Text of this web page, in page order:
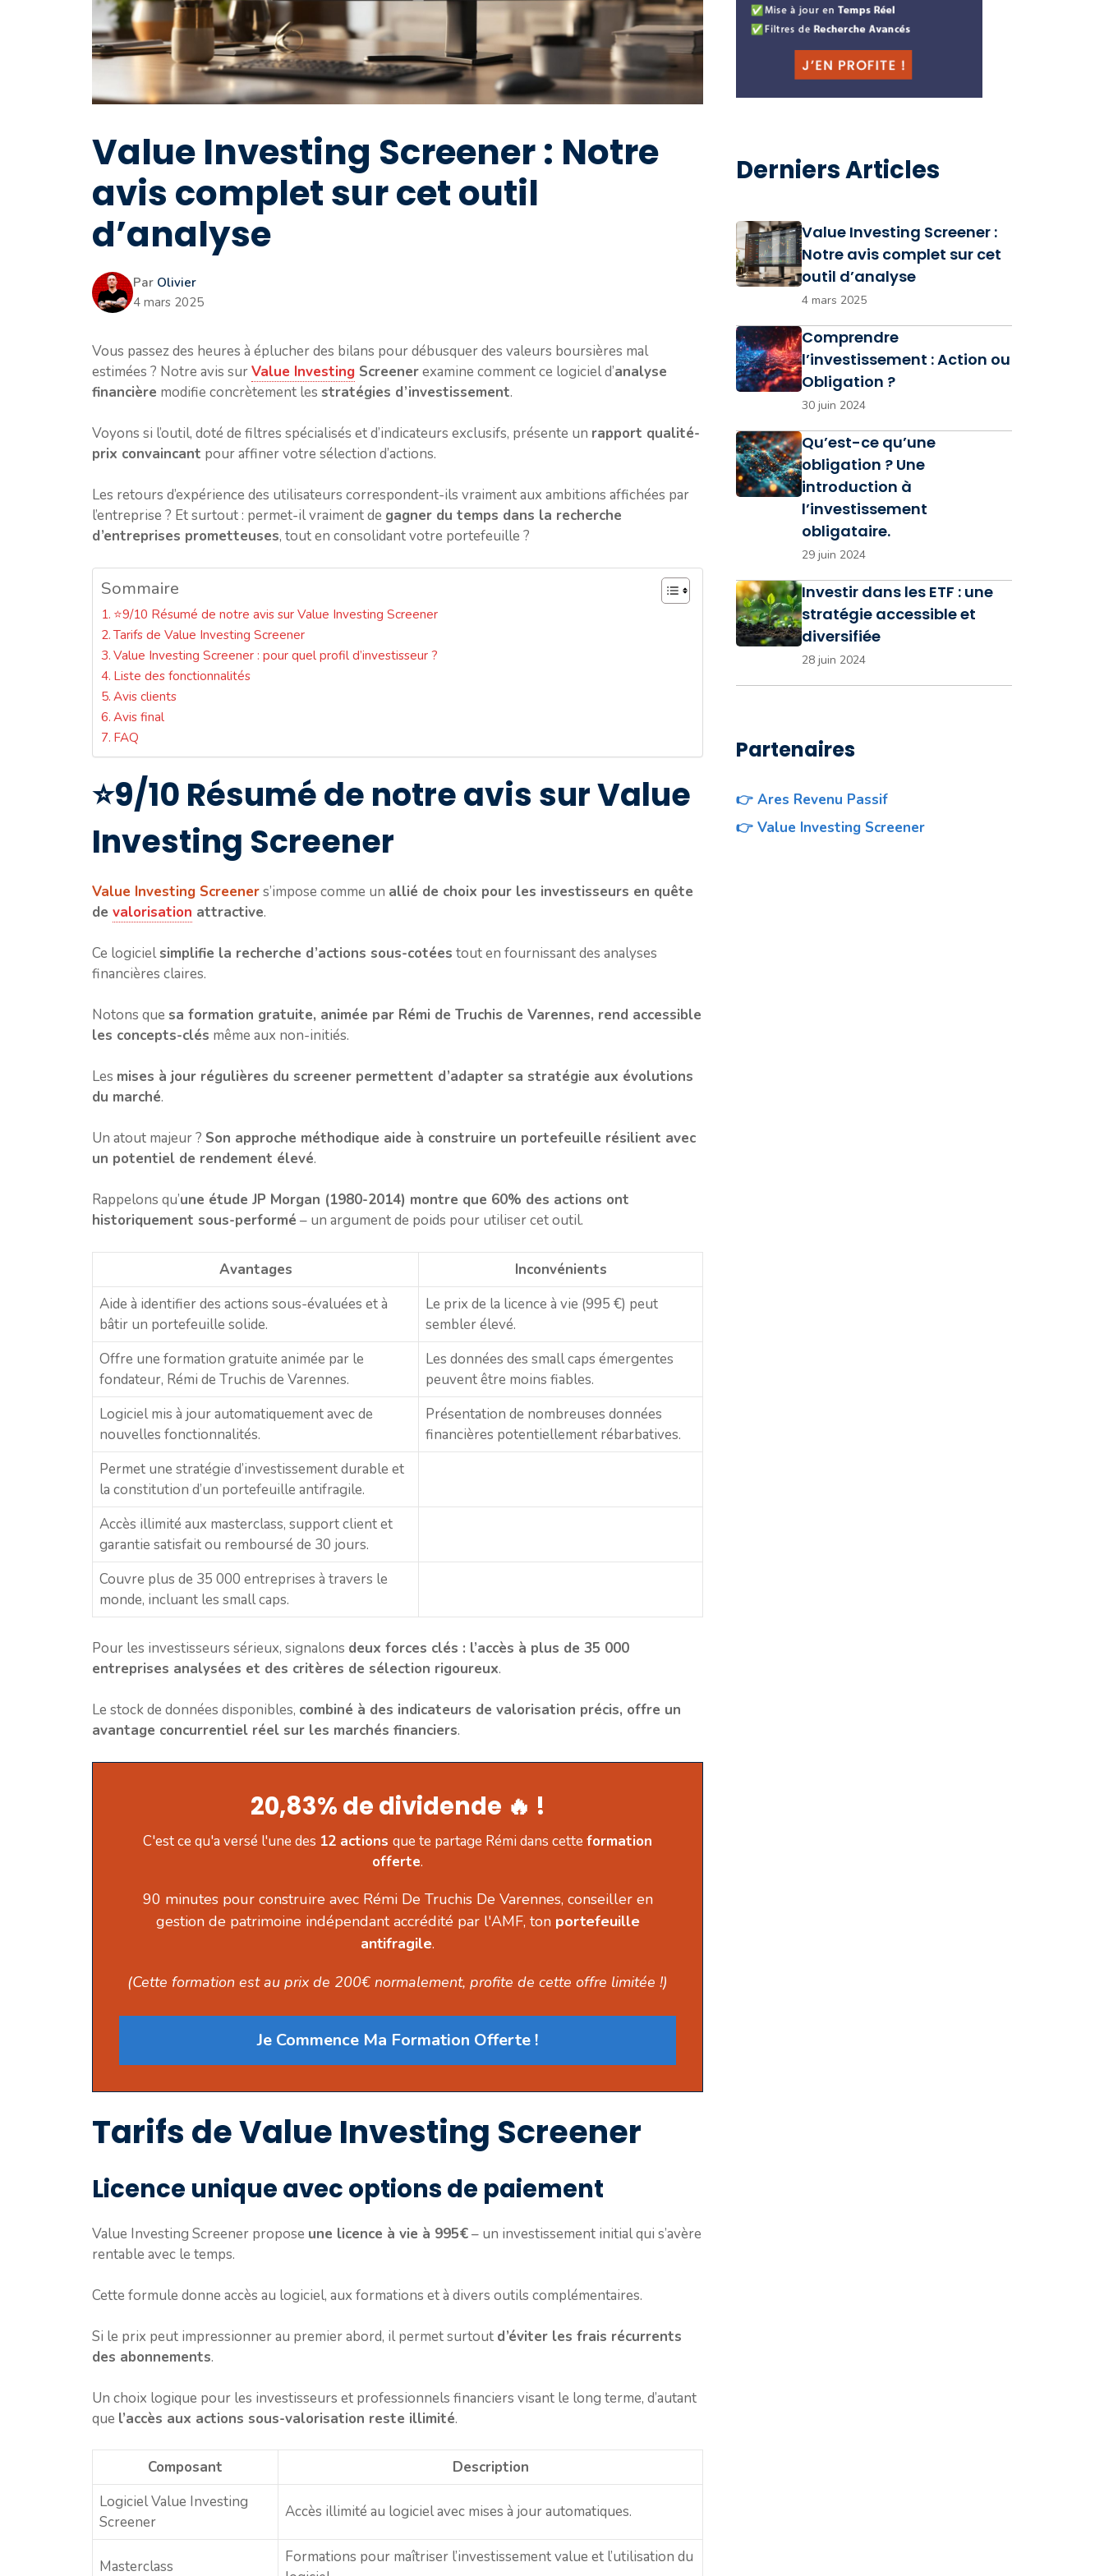
Value Investing Screener : Notre
avis complet sur cet outil
d’analyse
Par Olivier
4 mars 2025
Vous passez des heures à éplucher des bilans pour débusquer des valeurs boursières mal
estimées ? Notre avis surValue Investing Screenerexamine comment ce logiciel d’analyse
financière modifie concrètement les stratégies d’investissement.
Voyons si l’outil, doté de filtres spécialisés et d’indicateurs exclusifs, présente un rapport qualité-
prix convaincant pour affiner votre sélection d’actions.
Les retours d’expérience des utilisateurs correspondent-ils vraiment aux ambitions affichées par
l’entreprise ? Et surtout : permet-il vraiment de gagner du temps dans la recherche
d’entreprises prometteuses, tout en consolidant votre portefeuille ?
Sommaire
⭐9/10 Résumé de notre avis sur Value Investing Screener
Tarifs de Value Investing Screener
Value Investing Screener : pour quel profil d’investisseur ?
Liste des fonctionnalités
Avis clients
Avis final
FAQ
⭐9/10 Résumé de notre avis sur Value
Investing Screener
Value Investing Screeners’impose comme un allié de choix pour les investisseurs en quête
de valorisation attractive.
Ce logicielsimplifie la recherche d’actions sous-cotées tout en fournissant des analyses
financières claires.
Notons que sa formation gratuite, animée par Rémi de Truchis de Varennes, rend accessible
les concepts-clés même aux non-initiés.
Les mises à jour régulières du screener permettent d’adapter sa stratégie aux évolutions
du marché.
Un atout majeur ? Son approche méthodique aide à construire un portefeuille résilient avec
un potentiel de rendement élevé.
Rappelons qu’une étude JP Morgan (1980-2014) montre que 60% des actions ont
historiquement sous-performé – un argument de poids pour utiliser cet outil.
Avantages
Inconvénients
Aide à identifier des actions sous-évaluées et à
bâtir un portefeuille solide.
Le prix de la licence à vie (995 €) peut
sembler élevé.
Offre une formation gratuite animée par le
fondateur, Rémi de Truchis de Varennes.
Les données des small caps émergentes
peuvent être moins fiables.
Logiciel mis à jour automatiquement avec de
nouvelles fonctionnalités.
Présentation de nombreuses données
financières potentiellement rébarbatives.
Permet une stratégie d’investissement durable et
la constitution d’un portefeuille antifragile.
Accès illimité aux masterclass, support client et
garantie satisfait ou remboursé de 30 jours.
Couvre plus de 35 000 entreprises à travers le
monde, incluant les small caps.
Pour les investisseurs sérieux, signalons deux forces clés : l’accès à plus de 35 000
entreprises analysées et des critères de sélection rigoureux.
Le stock de données disponibles, combiné à des indicateurs de valorisation précis, offre un
avantage concurrentiel réel sur les marchés financiers.
20,83% de dividende 🔥 !
C'est ce qu'a versé l'une des 12 actions que te partage Rémi dans cette formation
offerte.
90 minutes pour construire avec Rémi De Truchis De Varennes, conseiller en
gestion de patrimoine indépendant accrédité par l'AMF, ton portefeuille
antifragile.
(Cette formation est au prix de 200€ normalement, profite de cette offre limitée !)
Je Commence Ma Formation Offerte !
Tarifs de Value Investing Screener
Licence unique avec options de paiement
Value Investing Screener propose une licence à vie à 995€– un investissement initial qui s’avère
rentable avec le temps.
Cette formule donne accès au logiciel, aux formations et à divers outils complémentaires.
Si le prix peut impressionner au premier abord, il permet surtout d’éviter les frais récurrents
des abonnements.
Un choix logique pour les investisseurs et professionnels financiers visant le long terme, d’autant
que l’accès aux actions sous-valorisation reste illimité.
Composant
Description
Logiciel Value Investing
Screener
Accès illimité au logiciel avec mises à jour automatiques.
Masterclass
Formations pour maîtriser l’investissement value et l’utilisation du
Derniers Articles
Value Investing Screener :
Notre avis complet sur cet
outil d’analyse
4 mars 2025
Comprendre
l’investissement : Action ou
Obligation ?
30 juin 2024
Qu’est-ce qu’une
obligation ? Une
introduction à
l’investissement
obligataire.
29 juin 2024
Investir dans les ETF : une
stratégie accessible et
diversifiée
28 juin 2024
Partenaires
👉 Ares Revenu Passif
👉 Value Investing Screener